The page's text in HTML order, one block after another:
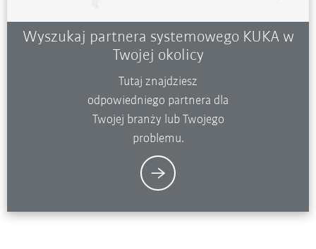
Wyszukaj partnera systemowego KUKA w
Twojej okolicy
Tutaj znajdziesz
odpowiedniego partnera dla
Twojej branży lub Twojego
problemu.